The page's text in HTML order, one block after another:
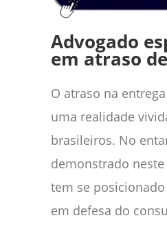
Advogado
em atraso
O atraso na
uma realidade
brasileiros. No
demonstrado neste
tem se
em defesa do